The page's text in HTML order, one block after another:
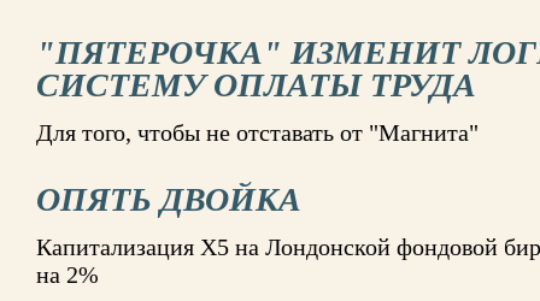
"ПЯТЕРОЧКА" ИЗМЕНИТ
СИСТЕМУ ОПЛАТЫ ТРУДА
Для того, чтобы не отставать от "Магнита"
ОПЯТЬ ДВОЙКА
Капитализация X5 на Лондонской фондовой
на 2%